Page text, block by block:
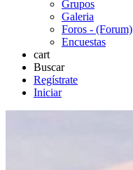
Grupos
Galeria
Foros - (Forum)
Encuestas
cart
Buscar
Regístrate
Iniciar